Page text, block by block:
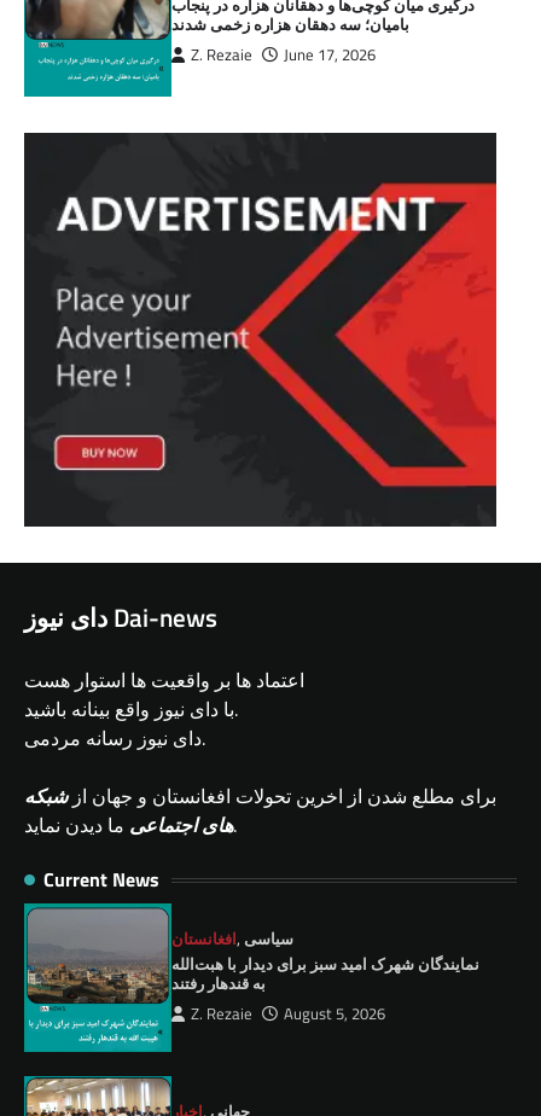
درگیری میان کوچی‌ها و دهقانان هزاره در پنجاب
بامیان؛ سه دهقان هزاره زخمی شدند
Z. Rezaie June 17, 2026
دای نیوز Dai-news
اعتماد ها بر واقعیت ها استوار هست
با دای نیوز واقع بینانه باشید.
دای نیوز رسانه مردمی.
برای مطلع شدن از اخرین تحولات افغانستان و جهان ازشبکه
های اجتماعیما دیدن نماید.
Current News
افغانستان, سیاسی
نمايندگان شهرک امید سبز برای دیدار با هبت‌الله
به قندهار رفتند
Z. Rezaie August 5, 2026